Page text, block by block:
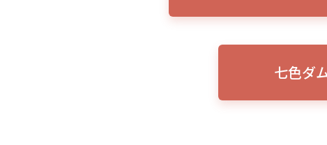
七色ダ